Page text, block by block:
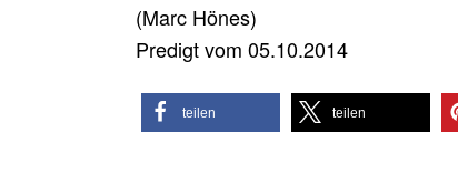
(Marc Hönes)
Predigt vom 05.10.2014
teilen teilen